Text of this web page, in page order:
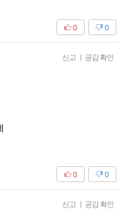
0
0
신고 | 공감 확인
0
0
신고 | 공감 확인